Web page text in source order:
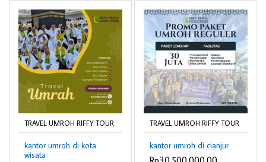
TRAVEL UMROH RIFFY TOUR
kantor umroh di kota
wisata
TRAVEL UMROH RIFFY TOUR
kantor umroh di cianjur